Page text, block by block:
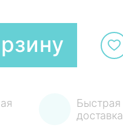
Быстрая
доставка